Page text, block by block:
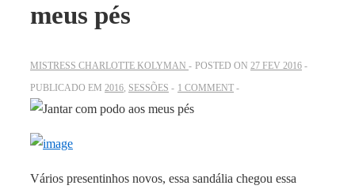
meus pés
MISTRESS CHARLOTTE KOLYMAN POSTED ON 27 FEV 2016
PUBLICADO EM 2016 SESSÕES 1 COMMENT
Vários presentinhos novos, essa sandália chegou essa